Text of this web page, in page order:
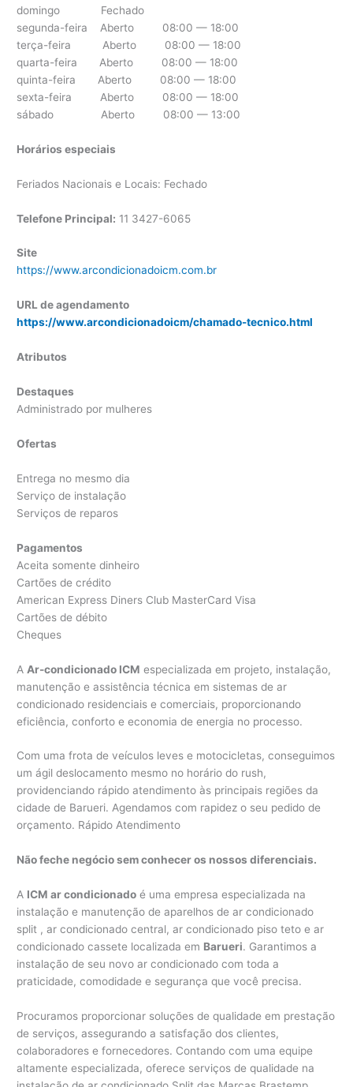
domingo Fechado
segunda-feira Aberto 08:00 — 18:00
terça-feira Aberto 08:00 — 18:00
quarta-feira Aberto 08:00 — 18:00
quinta-feira Aberto 08:00 — 18:00
sexta-feira Aberto 08:00 — 18:00
sábado Aberto 08:00 — 13:00
Horários especiais
Feriados Nacionais e Locais: Fechado
Telefone Principal: 11 3427-6065
Site
https://www.arcondicionadoicm.com.br
URL de agendamento
https://www.arcondicionadoicm/chamado-tecnico.html
Atributos
Destaques
Administrado por mulheres
Ofertas
Entrega no mesmo dia
Serviço de instalação
Serviços de reparos
Pagamentos
Aceita somente dinheiro
Cartões de crédito
American Express Diners Club MasterCard Visa
Cartões de débito
Cheques
A Ar-condicionado ICM especializada em projeto, instalação,
manutenção e assistência técnica em sistemas de ar
condicionado residenciais e comerciais, proporcionando
eficiência, conforto e economia de energia no processo.
Com uma frota de veículos leves e motocicletas, conseguimos
um ágil deslocamento mesmo no horário do rush,
providenciando rápido atendimento às principais regiões da
cidade de Barueri. Agendamos com rapidez o seu pedido de
orçamento. Rápido Atendimento
Não feche negócio sem conhecer os nossos diferenciais.
A ICM ar condicionado é uma empresa especializada na
instalação e manutenção de aparelhos de ar condicionado
split , ar condicionado central, ar condicionado piso teto e ar
condicionado cassete localizada em Barueri. Garantimos a
instalação de seu novo ar condicionado com toda a
praticidade, comodidade e segurança que você precisa.
Procuramos proporcionar soluções de qualidade em prestação
de serviços, assegurando a satisfação dos clientes,
colaboradores e fornecedores. Contando com uma equipe
altamente especializada, oferece serviços de qualidade na